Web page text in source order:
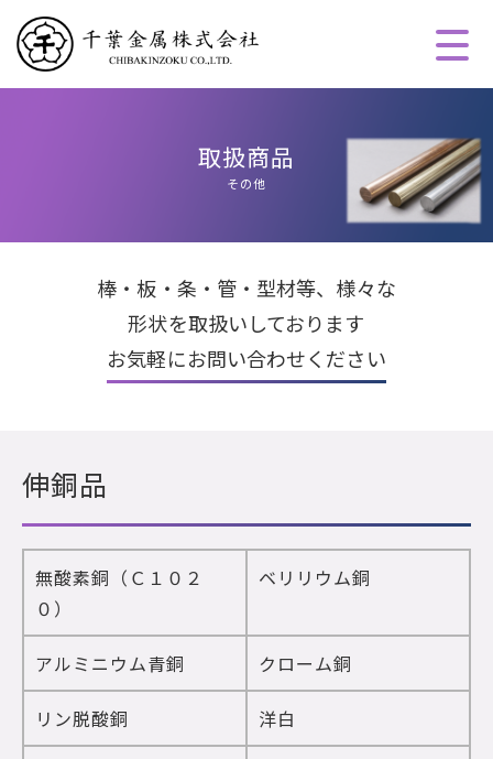
取扱商品
その他
棒・板・条・管・型材等、様々な
形状を取扱いしております
お気軽にお問い合わせください
伸銅品
無酸素銅（Ｃ１０２
０）
ベリリウム銅
アルミニウム青銅 クローム銅
リン脱酸銅 洋白